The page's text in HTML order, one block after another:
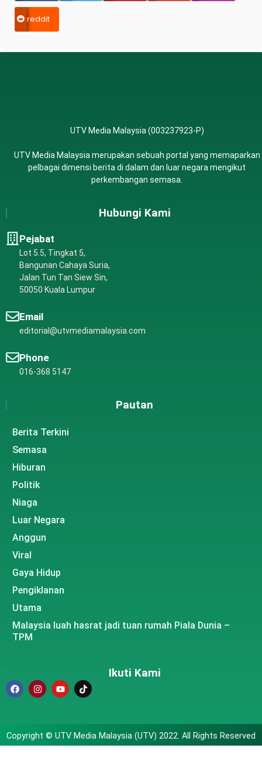
reddit
UTV Media Malaysia (003237923-P)
UTV Media Malaysia merupakan sebuah portal yang memaparkan
pelbagai dimensi berita di dalam dan luar negara mengikut
perkembangan semasa.
Hubungi Kami
Pejabat
Lot 5.5, Tingkat 5,
Bangunan Cahaya Suria,
Jalan Tun Tan Siew Sin,
50050 Kuala Lumpur
Email
editorial@utvmediamalaysia.com
Phone
016-368 5147
Pautan
Berita Terkini
Semasa
Hiburan
Politik
Niaga
Luar Negara
Anggun
Viral
Gaya Hidup
Pengiklanan
Utama
Malaysia luah hasrat jadi tuan rumah Piala Dunia –
TPM
Ikuti Kami
Copyright © UTV Media Malaysia (UTV) 2022. All Rights Reserved